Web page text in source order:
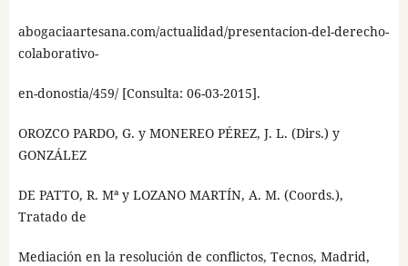
abogaciaartesana.com/actualidad/presentacion-del-derecho-
colaborativo-
en-donostia/459/ [Consulta: 06-03-2015].
OROZCO PARDO, G. y MONEREO PÉREZ, J. L. (Dirs.) y
GONZÁLEZ
DE PATTO, R. Mª y LOZANO MARTÍN, A. M. (Coords.),
Tratado de
Mediación en la resolución de conflictos, Tecnos, Madrid,